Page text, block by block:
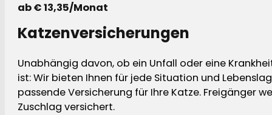
ab € 13,35/Monat
Katzenversicherungen
Unabhängig davon, ob ein Unfall oder eine
ist: Wir bieten Ihnen für jede Situation und
passende Versicherung für Ihre Katze. Freigänger
Zuschlag versichert.